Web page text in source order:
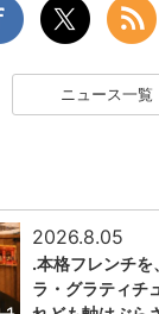
ニュース一覧
2026.8.05
.本格フレンチを
ラ・グラティチ